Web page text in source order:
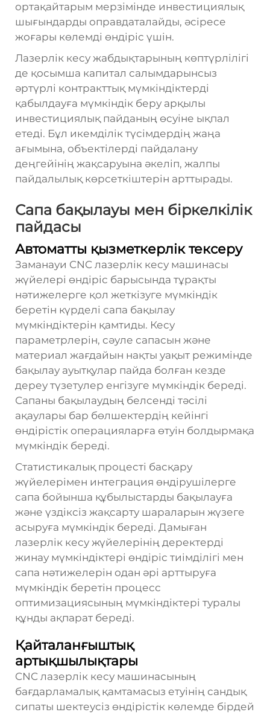
ортақайтарым мерзімінде инвестициялық
шығындарды оправдаталайды, әсіресе
жоғары көлемді өндіріс үшін.
Лазерлік кесу жабдықтарының көптүрлілігі
де қосымша капитал салымдарынсыз
әртүрлі контракттық мүмкіндіктерді
қабылдауға мүмкіндік беру арқылы
инвестициялық пайданың өсуіне ықпал
етеді. Бұл икемділік түсімдердің жаңа
ағымына, объектілерді пайдалану
деңгейінің жақсаруына әкеліп, жалпы
пайдалылық көрсеткіштерін арттырады.
Сапа бақылауы мен біркелкілік
пайдасы
Автоматты қызметкерлік тексеру
Заманауи CNC лазерлік кесу машинасы
жүйелері өндіріс барысында тұрақты
нәтижелерге қол жеткізуге мүмкіндік
беретін күрделі сапа бақылау
мүмкіндіктерін қамтиды. Кесу
параметрлерін, сәуле сапасын және
материал жағдайын нақты уақыт режимінде
бақылау ауытқулар пайда болған кезде
дереу түзетулер енгізуге мүмкіндік береді.
Сапаны бақылаудың белсенді тәсілі
ақаулары бар бөлшектердің кейінгі
өндірістік операцияларға өтуін болдырмақа
мүмкіндік береді.
Статистикалық процесті басқару
жүйелерімен интеграция өндірушілерге
сапа бойынша құбылыстарды бақылауға
және үздіксіз жақсарту шараларын жүзеге
асыруға мүмкіндік береді. Дамыған
лазерлік кесу жүйелерінің деректерді
жинау мүмкіндіктері өндіріс тиімділігі мен
сапа нәтижелерін одан әрі арттыруға
мүмкіндік беретін процесс
оптимизациясының мүмкіндіктері туралы
құнды ақпарат береді.
Қайталанғыштық
артықшылықтары
CNC лазерлік кесу машинасының
бағдарламалық қамтамасыз етуінің сандық
сипаты шектеусіз өндірістік көлемде бірдей